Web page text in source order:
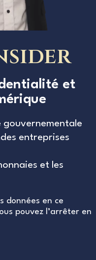
et
gouvernementale
entreprises
et les
données en ce
pouvez l’arrêter en